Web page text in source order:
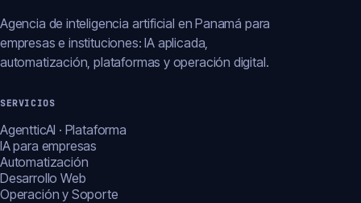
Agencia de inteligencia artificial en Panamá para
empresas e instituciones: IA aplicada,
automatización, plataformas y operación digital.
SERVICIOS
AgentticAI · Plataforma
IA para empresas
Automatización
Desarrollo Web
Operación y Soporte